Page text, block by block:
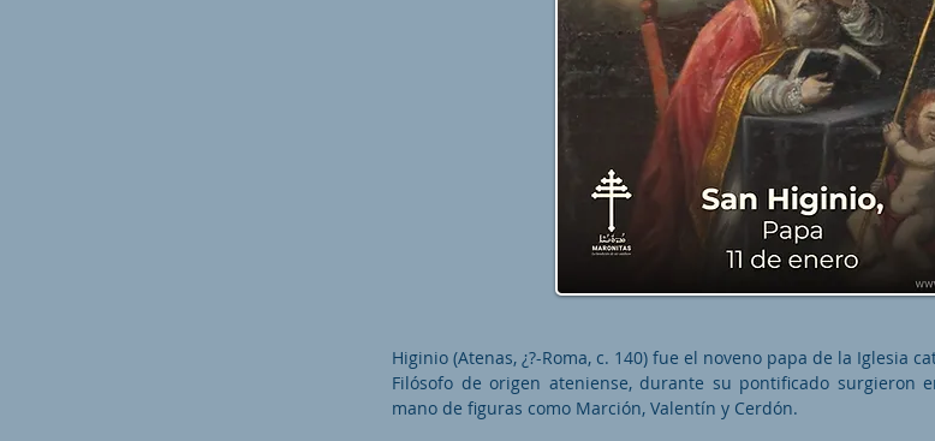
Higinio (Atenas, ¿?-Roma, c. 140) fue el noveno papa de la Iglesia
Filósofo de origen ateniense, durante su pontificado surgieron
mano de figuras como Marción, Valentín y Cerdón.